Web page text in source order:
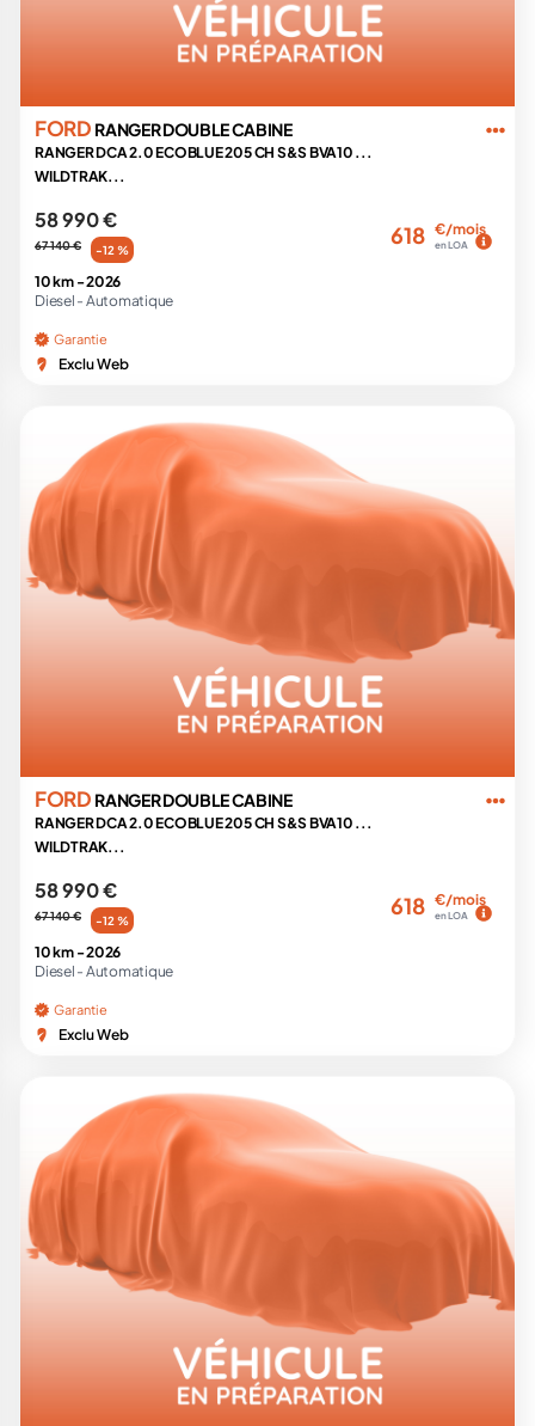
FORD RANGER DOUBLE CABINE
RANGER DCA 2.0 ECOBLUE 205 CH S&S BVA10 ...
WILDTRAK...
58 990 €
67 140 € -12 %
618 €/mois
en LOA
10 km -2026
Diesel - Automatique
Garantie
Exclu Web
FORD RANGER DOUBLE CABINE
RANGER DCA 2.0 ECOBLUE 205 CH S&S BVA10 ...
WILDTRAK...
58 990 €
67 140 € -12 %
618 €/mois
en LOA
10 km -2026
Diesel - Automatique
Garantie
Exclu Web